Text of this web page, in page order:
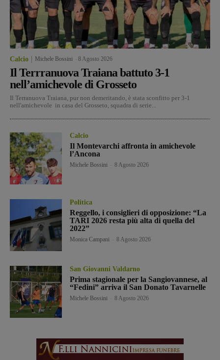
Calcio Michele Bossini 8 Agosto 2026
Il Terrranuova Traiana battuto 3-1
nell’amichevole di Grosseto
Il Terranuova Traiana, pur non demeritando, è stata sconfitto per 3-1
nell'amichevole in casa del Grosseto, squadra di serie...
Calcio
Il Montevarchi affronta in amichevole
l’Ancona
Michele Bossini 8 Agosto 2026
Politica
Reggello, i consiglieri di opposizione: “La
TARI 2026 resta più alta di quella del
2022”
Monica Campani 8 Agosto 2026
San Giovanni Valdarno
Prima stagionale per la Sangiovannese, al
“Fedini” arriva il San Donato Tavarnelle
Michele Bossini 8 Agosto 2026